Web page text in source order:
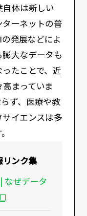
自体は新しい
ターネットの普
発展などによ
膨大なデータも
たことで、近
まっていま
ず、医療や教
サイエンスは多
リンク集
なぜデータ